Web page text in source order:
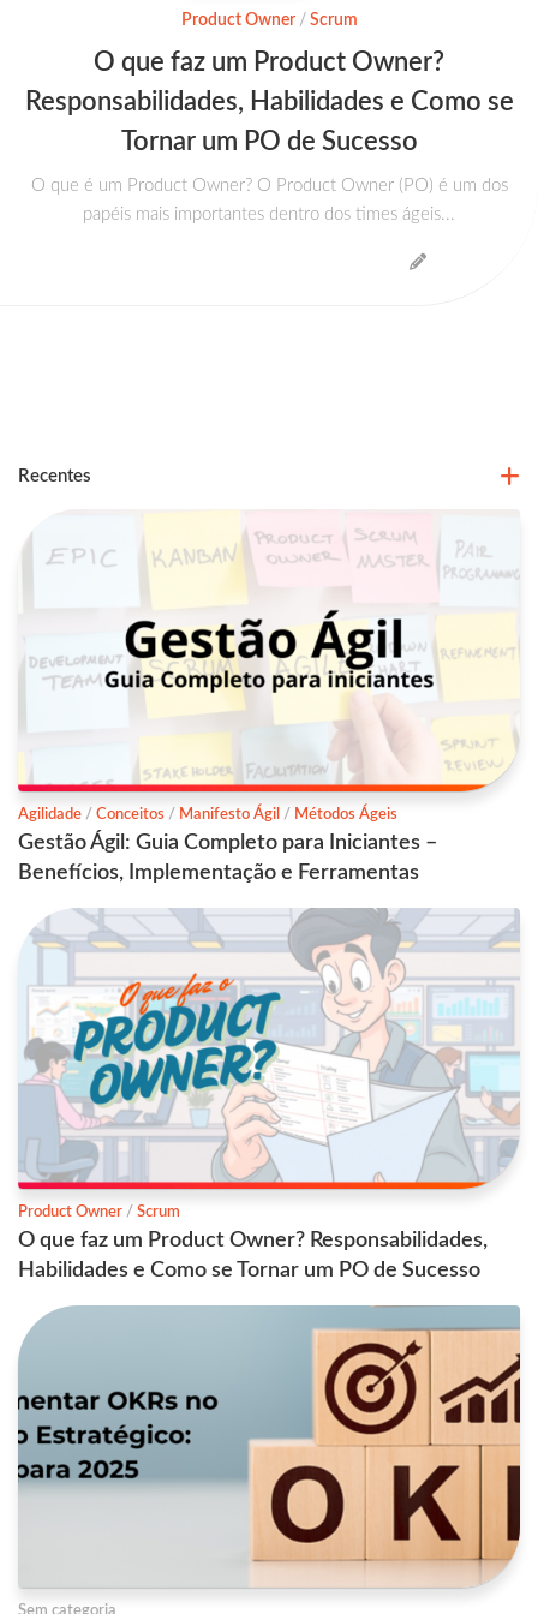
Product Owner/ Scrum
O que faz um Product Owner?
Responsabilidades, Habilidades e Como se
Tornar um PO de Sucesso
O que é um Product Owner? O Product Owner (PO) é um dos
papéis mais importantes dentro dos times ágeis...
Recentes
Agilidade / Conceitos / Manifesto Ágil / Métodos Ágeis
Gestão Ágil: Guia Completo para Iniciantes –
Benefícios, Implementação e Ferramentas
Product Owner / Scrum
O que faz um Product Owner? Responsabilidades,
Habilidades e Como se Tornar um PO de Sucesso